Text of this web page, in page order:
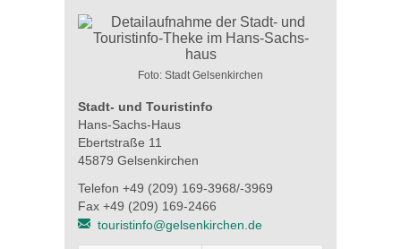
Foto: Stadt Gelsenkirchen
Stadt- und Touristinfo
Hans-Sachs-Haus
Ebertstraße 11
45879 Gelsenkirchen
Telefon +49 (209) 169-3968/-3969
Fax +49 (209) 169-2466
touristinfo@gelsenkirchen.de